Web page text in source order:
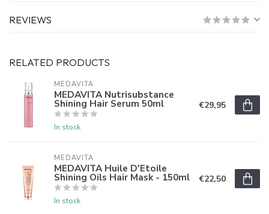
REVIEWS
RELATED PRODUCTS
MEDAVITA
MEDAVITA Nutrisubstance
Shining Hair Serum 50ml
In stock
€29,95
MEDAVITA
MEDAVITA Huile D'Etoile
Shining Oils Hair Mask - 150ml
In stock
€22,50